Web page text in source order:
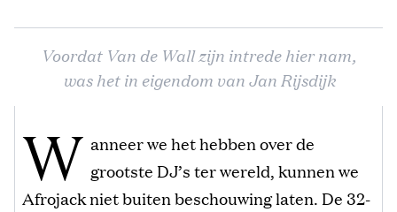
Voordat Van de Wall zijn intrede hier nam,
was het in eigendom van Jan Rijsdijk
W anneer we het hebben over de
grootste DJ’s ter wereld, kunnen we
Afrojack niet buiten beschouwing laten. De 32-